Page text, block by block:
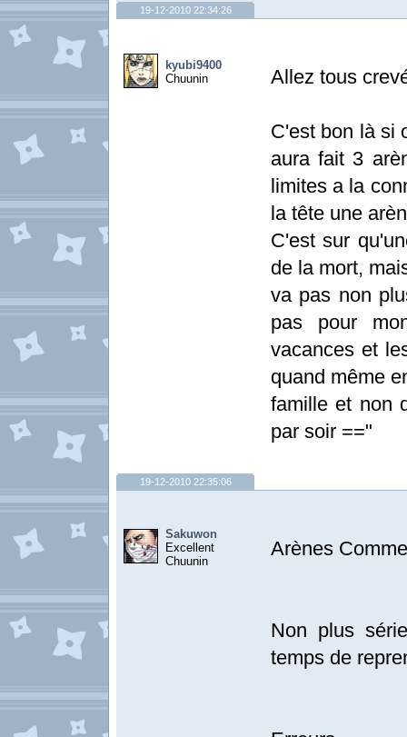
19-12-2010 22:34:26
kyubi9400
Chuunin
Allez tous
C'est bon là si
aura fait 3
limites a la
la tête une
C'est sur
de la mort,
va pas non
pas pour
vacances et
quand même
famille et non
par soir =="
19-12-2010 22:35:06
Sakuwon
Excellent
Chuunin
Arènes
Non plus
temps de